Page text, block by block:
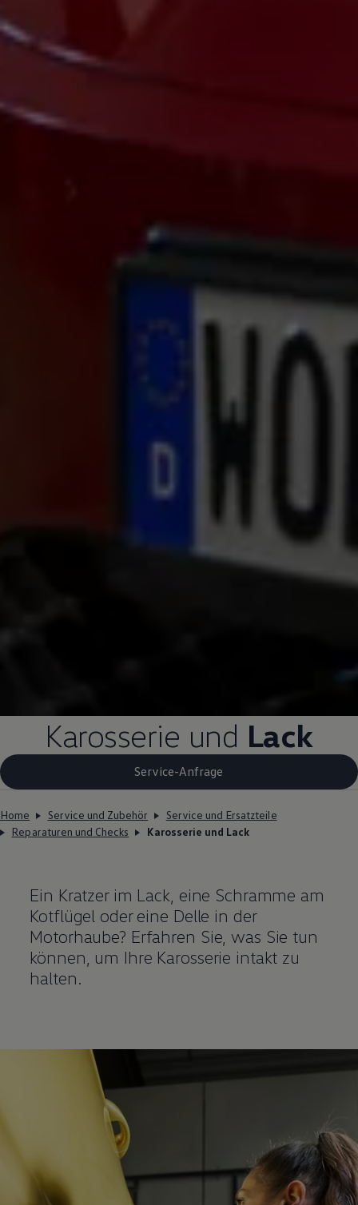
Karosserie und Lack
Service-Anfrage
Home Service und Zubehör
Service und Ersatzteile
Reparaturen und Checks
Karosserie und Lack
Ein Kratzer im Lack, eine Schramme am
Kotflügel oder eine Delle in der
Motorhaube? Erfahren Sie, was Sie tun
können, um Ihre Karosserie intakt zu
halten.